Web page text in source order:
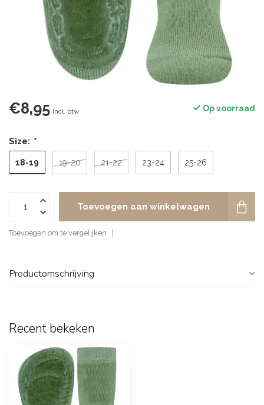
€8,95 Incl. btw Op voorraad
Size: *
18-19 19-20 21-22 23-24 25-26
Toevoegen aan winkelwagen
Toevoegen om te vergelijken
Productomschrijving
Recent bekeken